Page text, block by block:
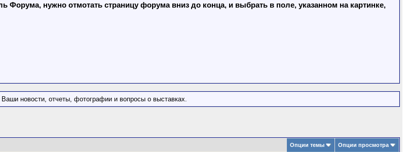
нужно отмотать страницу форума вниз до конца, и выбрать в поле, указанном на картинке,
Ваши новости, отчеты, фотографии и вопросы о выставках.
Опции темы Опции просмотра